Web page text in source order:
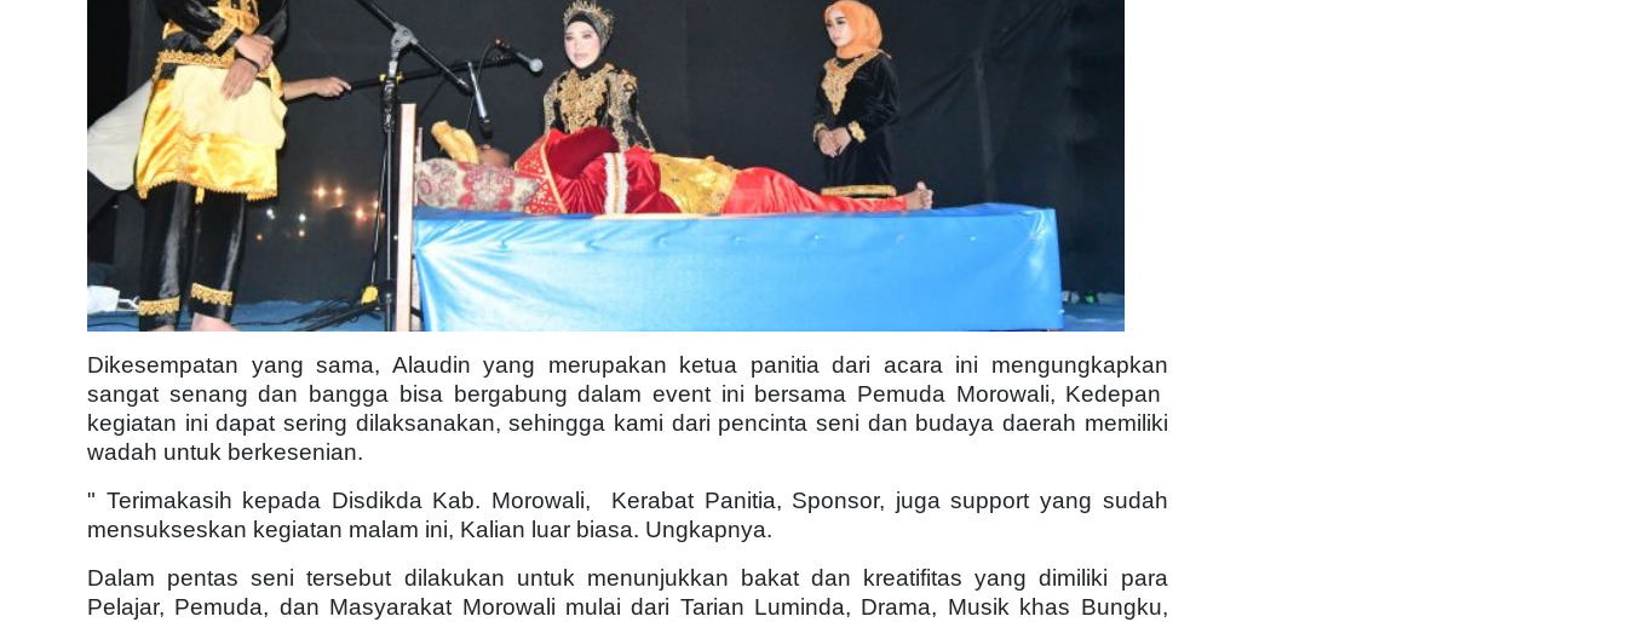
Dikesempatan yang sama, Alaudin yang merupakan ketua panitia dari acara ini mengungkapkan
sangat senang dan bangga bisa bergabung dalam event ini bersama Pemuda Morowali, Kedepan
kegiatan ini dapat sering dilaksanakan, sehingga kami dari pencinta seni dan budaya daerah memiliki
wadah untuk berkesenian.
" Terimakasih kepada Disdikda Kab. Morowali,
Kerabat Panitia, Sponsor, juga support yang sudah
mensukseskan kegiatan malam ini, Kalian luar biasa. Ungkapnya.
Dalam pentas seni tersebut dilakukan untuk menunjukkan bakat dan kreatifitas yang dimiliki para
Pelajar, Pemuda, dan Masyarakat Morowali mulai dari Tarian Luminda, Drama, Musik khas Bungku,